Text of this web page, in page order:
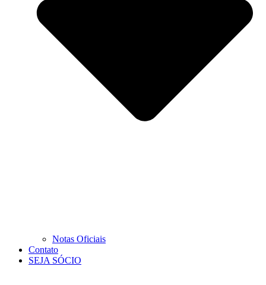
Notas Oficiais
Contato
SEJA SÓCIO